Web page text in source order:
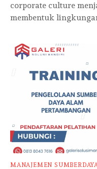
corporate culture
membentuk
MANAJEMEN